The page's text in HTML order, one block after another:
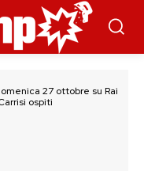
27 ottobre su Rai
ospiti